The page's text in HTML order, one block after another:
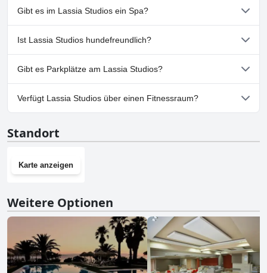
Ja, Lassia Studios hat Pools, die zu einer oder mehreren der
folgenden Kategorien gehören: Kinderpool, Außenpool.
Gibt es im Lassia Studios ein Spa?
Nein, ein Spa ist im Lassia Studios nicht vorhanden.
Ist Lassia Studios hundefreundlich?
Nein, Lassia Studios erlaubt keine Hunde.
Gibt es Parkplätze am Lassia Studios?
Ja, Parkmöglichkeiten sind im Lassia Studios vorhanden.
Verfügt Lassia Studios über einen Fitnessraum?
Standort
Karte anzeigen
Weitere Optionen